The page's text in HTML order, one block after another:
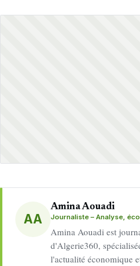
AA
Amina Aouadi
Journaliste – Analyse,
Amina Aouadi est
d'Algerie360,
l'actualité économique